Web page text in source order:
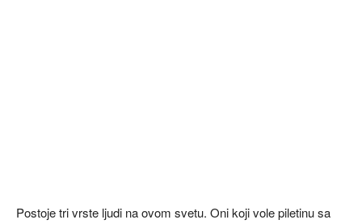
Postoje tri vrste ljudi na ovom svetu. Oni koji vole piletinu sa